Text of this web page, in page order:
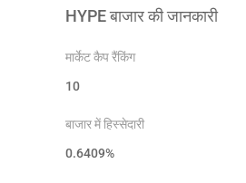
HYPEबाजार की जानकारी
मार्केट कैप रैंकिंग
10
बाजार में हिस्सेदारी
0.6409%